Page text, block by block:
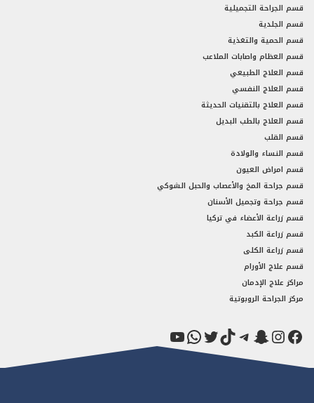
قسم الجراحة التجميلية
قسم الجلدية
قسم الحمية والتغذية
قسم العظام واصابات الملاعب
قسم العلاج الطبيعي
قسم العلاج النفسي
قسم العلاج بالتقنيات الحديثة
قسم العلاج بالطب البديل
قسم القلب
قسم النساء والولادة
قسم امراض العيون
قسم جراحة المخ والأعصاب والحبل الشوكي
قسم جراحة وتجميل الأسنان
قسم زراعة الأعضاء في تركيا
قسم زراعة الكبد
قسم زراعة الكلى
قسم علاج الأورام
مراكز علاج الإدمان
مركز الجراحة الروبوتية
فيسبوك
إنستجرام
سناب شاتتيليجرام
تيك توكتويترواتساب
يوتيوب